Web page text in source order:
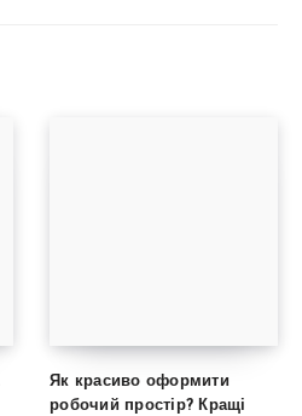
Як красиво оформити
робочий простір? Кращі